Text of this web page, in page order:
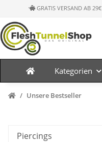
GRATIS VERSAND AB 29€
Kategorien
Unsere Bestseller
Piercings